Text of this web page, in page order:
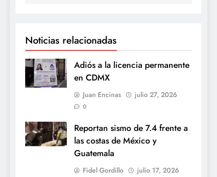
Noticias relacionadas
Adiós a la licencia permanente
en CDMX
Juan Encinas julio 27, 2026
0
Reportan sismo de 7.4 frente a
las costas de México y
Guatemala
Fidel Gordillo julio 17, 2026